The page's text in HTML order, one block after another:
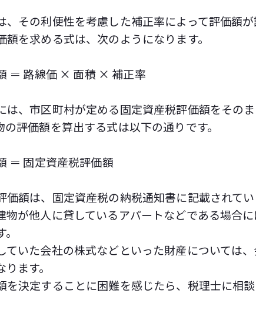
、その利便性を考慮した補正率によって評価額が
額を求める式は、次のようになります。
＝ 路線価 × 面積 × 補正率
は、市区町村が定める固定資産税評価額をそのま
の評価額を算出する式は以下の通りです。
＝ 固定資産税評価額
価額は、固定資産税の納税通知書に記載されてい
物が他人に貸しているアパートなどである場合
ていた会社の株式などといった財産については
ます。
を決定することに困難を感じたら、税理士に相談